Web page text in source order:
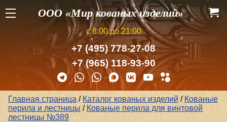
ООО «Мир кованых изделий»
с 8:00 до 21:00
+7 (495) 778-27-08
+7 (965) 118-93-90
Главная страница / Каталог кованых изделий / Кованые
перила и лестницы / Кованые перила для винтовой
лестницы №389